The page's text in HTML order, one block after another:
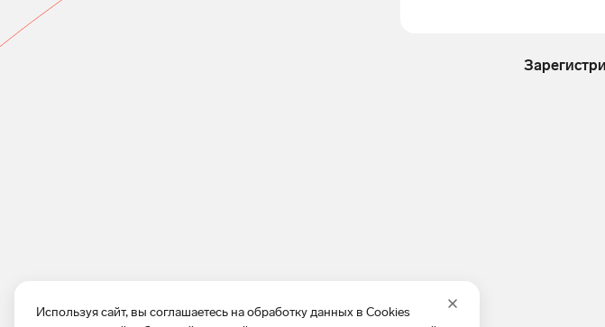
Используя сайт, вы соглашаетесь на обработку данных в Cookies